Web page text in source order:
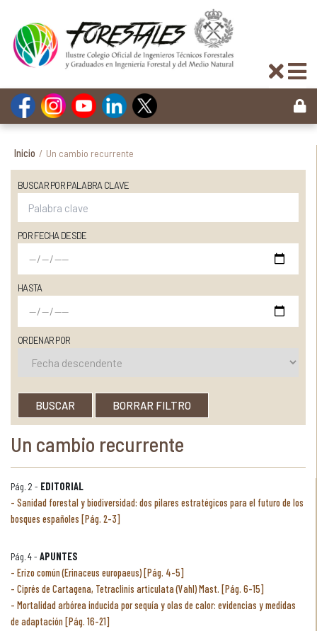
Inicio / Un cambio recurrente
BUSCAR POR PALABRA CLAVE
POR FECHA DESDE
HASTA
ORDENAR POR
BUSCAR BORRAR FILTRO
Un cambio recurrente
Pág. 2 - EDITORIAL
Sanidad forestal y biodiversidad: dos pilares estratégicos para el futuro de los
bosques españoles [Pág. 2-3]
Pág. 4 - APUNTES
Erizo común (Erinaceus europaeus) [Pág. 4-5]
Ciprés de Cartagena, Tetraclinis articulata (Vahl) Mast. [Pág. 6-15]
Mortalidad arbórea inducida por sequía y olas de calor: evidencias y medidas
de adaptación [Pág. 16-21]